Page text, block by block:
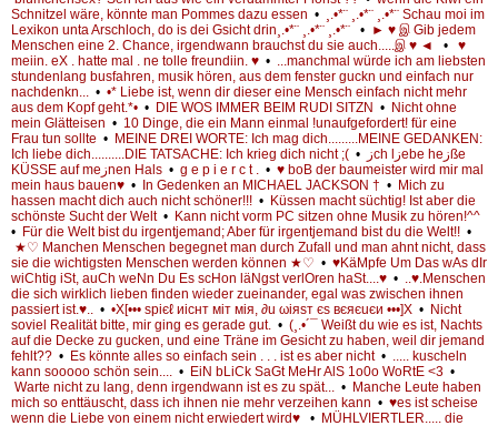
Schnitzel wäre, könnte man Pommes dazu essen •
¸.•*¨ ¸.•*¨ ¸.•*¨ Schau moi im
Lexikon unta Arschloch, do is dei Gsicht drin¸.•*¨ ¸.•*¨ ¸.•*¨
• ► ♥ இ Gib jedem
Menschen eine 2. Chance, irgendwann brauchst du sie auch.....இ ♥ ◄
•
♥
meiin. eX . hatte mal . ne tolle freundiin. ♥ •
...manchmal würde ich am liebsten
stundenlang busfahren, musik hören, aus dem fenster guckn und einfach nur
nachdenkn...
• •* Liebe ist, wenn dir dieser eine Mensch einfach nicht mehr
aus dem Kopf geht.*• • DIE WOS IMMER BEIM RUDI SITZN • Nicht ohne
mein Glätteisen • 10 Dinge, die ein Mann einmal !unaufgefordert! für eine
Frau tun sollte • MEINE DREI WORTE: Ich mag dich.........MEINE GEDANKEN:
Ich liebe dich..........DIE TATSACHE: Ich krieg dich nicht ;( •
KÜSSE auf meزnen Hals • g e p i e r c t . • ♥ boB der baumeister wird mir mal
mein haus bauen♥ • In Gedenken an MICHAEL JACKSON † • Mich zu
hassen macht dich auch nicht schöner!!! • Küssen macht süchtig! Ist aber die
schönste Sucht der Welt • Kann nicht vorm PC sitzen ohne Musik zu hören!^^
• Für die Welt bist du irgentjemand; Aber für irgentjemand bist du die Welt!! •
★♡ Manchen Menschen begegnet man durch Zufall und man ahnt nicht, dass
sie die wichtigsten Menschen werden können ★♡ • ♥KäMpfe Um Das wAs dIr
wiChtig iSt, auCh weNn Du Es scHon läNgst verlOren haSt....♥ •
..♥.Menschen
die sich wirklich lieben finden wieder zueinander, egal was zwischen ihnen
passiert ist.♥..
• •X[••• spiєℓ иicнт мiт мiя, ∂u ωiяѕт єѕ вєяєuєи •••]X • Nicht
soviel Realität bitte, mir ging es gerade gut. • (¸.•´¯ Weißt du wie es ist, Nachts
auf die Decke zu gucken, und eine Träne im Gesicht zu haben, weil dir jemand
fehlt?? • Es könnte alles so einfach sein . . . ist es aber nicht •
..... kuscheln
kann sooooo schön sein....
• EiN bLiCk SaGt MeHr AlS 1o0o WoRtE <3 •
Warte nicht zu lang, denn irgendwann ist es zu spät...
• Manche Leute haben
mich so enttäuscht, dass ich ihnen nie mehr verzeihen kann • ♥es ist scheise
wenn die Liebe von einem nicht erwiedert wird♥
• MÜHLVIERTLER..... die